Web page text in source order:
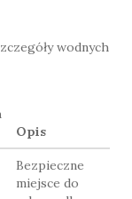
wodnych
Opis
Bezpieczne
miejsce do